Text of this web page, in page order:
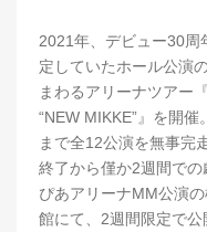
2021年、デビュー30周
定していたホール公演
まわるアリーナツアー
“NEW MIKKE”』を開
まで全12公演を無事完
終了から僅か2週間での
ぴあアリーナMM公演
館にて、2週間限定で公